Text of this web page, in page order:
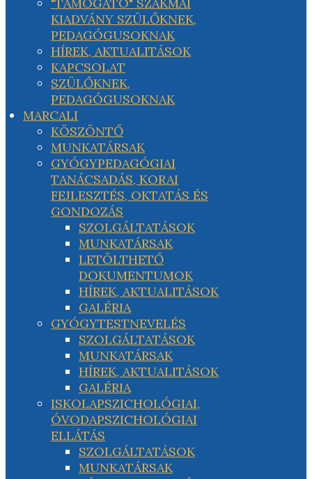
KIADVÁNY SZÜLŐKNEK,
PEDAGÓGUSOKNAK
HÍREK, AKTUALITÁSOK
KAPCSOLAT
SZÜLŐKNEK,
PEDAGÓGUSOKNAK
MARCALI
KÖSZÖNTŐ
MUNKATÁRSAK
GYÓGYPEDAGÓGIAI
TANÁCSADÁS, KORAI
FEJLESZTÉS, OKTATÁS ÉS
GONDOZÁS
SZOLGÁLTATÁSOK
MUNKATÁRSAK
LETÖLTHETŐ
DOKUMENTUMOK
HÍREK, AKTUALITÁSOK
GALÉRIA
GYÓGYTESTNEVELÉS
SZOLGÁLTATÁSOK
MUNKATÁRSAK
HÍREK, AKTUALITÁSOK
GALÉRIA
ISKOLAPSZICHOLÓGIAI,
ÓVODAPSZICHOLÓGIAI
ELLÁTÁS
SZOLGÁLTATÁSOK
MUNKATÁRSAK